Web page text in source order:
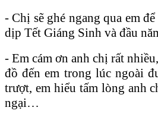
- Chị sẽ ghé ngang qua em
dịp Tết Giáng Sinh và đầu
- Em cám ơn anh chị rất
đồ đến em trong lúc ngoài
trượt, em hiểu tấm lòng anh
ngại…